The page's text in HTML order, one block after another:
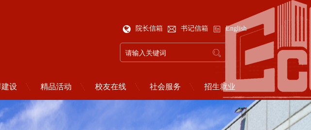
院长信箱 书记信箱 English
建设 精品活动 校友在线 社会服务 招生就业